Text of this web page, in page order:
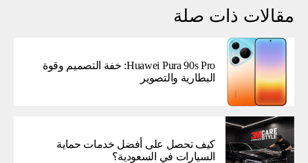
مقالات ذات صلة
Huawei Pura 90s Pro: خفة التصميم وقوة
البطارية والتصوير
كيف تحصل على أفضل خدمات حماية
السيارات في السعودية؟